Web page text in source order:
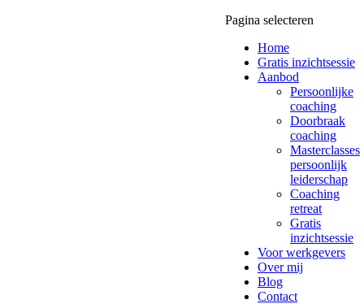
Pagina selecteren
Home
Gratis inzichtsessie
Aanbod
Persoonlijke
coaching
Doorbraak
coaching
Masterclasses
persoonlijk
leiderschap
Coaching
retreat
Gratis
inzichtsessie
Voor werkgevers
Over mij
Blog
Contact